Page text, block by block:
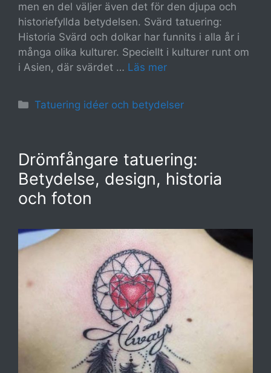
men en del väljer även det för den djupa och
historiefyllda betydelsen. Svärd tatuering:
Historia Svärd och dolkar har funnits i alla år i
många olika kulturer. Speciellt i kulturer runt om
i Asien, där svärdet … Läs mer
Kategorier
Tatuering idéer och betydelser
Drömfångare tatuering:
Betydelse, design, historia
och foton